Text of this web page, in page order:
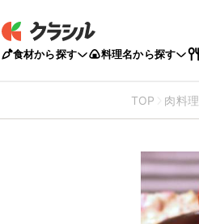
食材から探す 料理名から探す
TOP 肉料理